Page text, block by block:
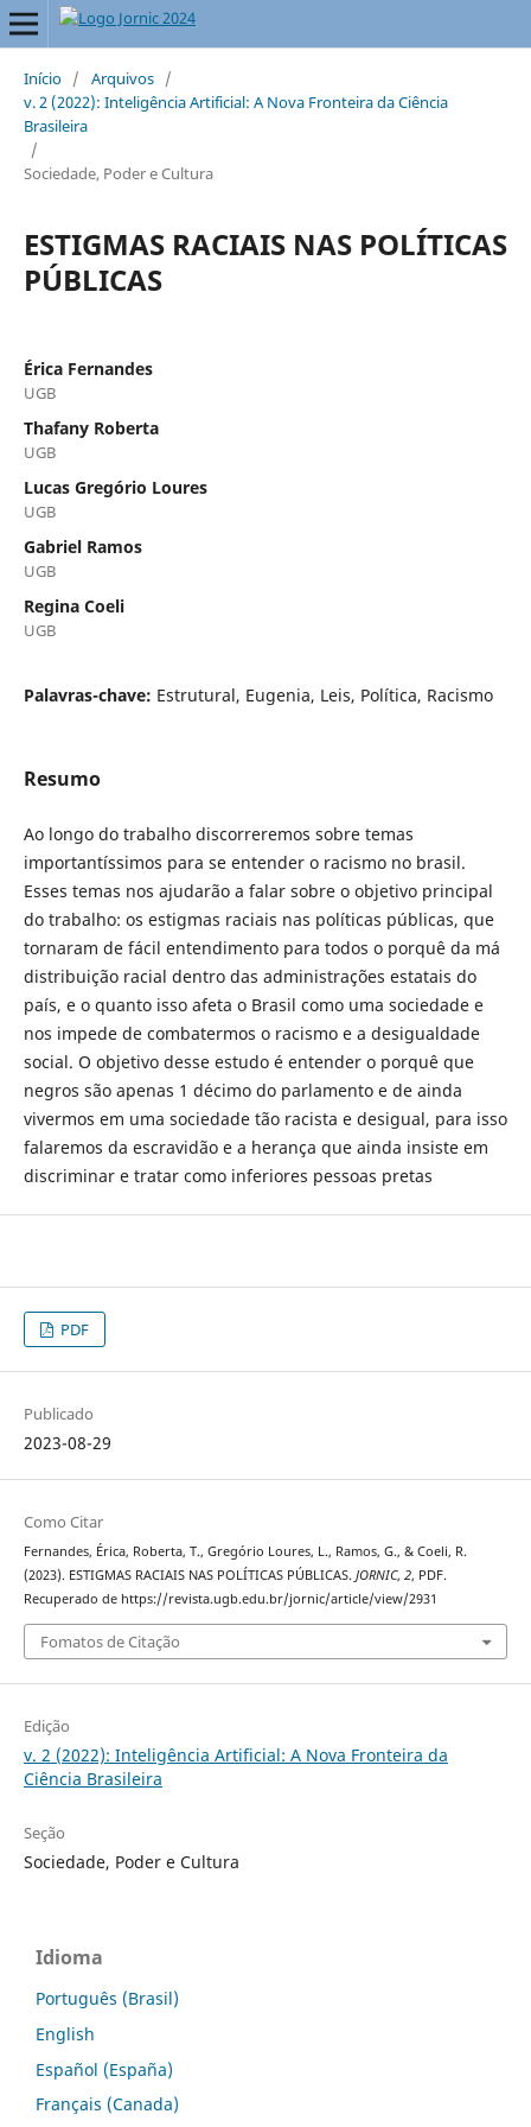
Início / Arquivos /
v. 2 (2022): Inteligência Artificial: A Nova Fronteira da Ciência
Brasileira
/
Sociedade, Poder e Cultura
ESTIGMAS RACIAIS NAS POLÍTICAS
PÚBLICAS
Érica Fernandes
UGB
Thafany Roberta
UGB
Lucas Gregório Loures
UGB
Gabriel Ramos
UGB
Regina Coeli
UGB
Palavras-chave: Estrutural, Eugenia, Leis, Política, Racismo
Resumo
Ao longo do trabalho discorreremos sobre temas
importantíssimos para se entender o racismo no brasil.
Esses temas nos ajudarão a falar sobre o objetivo principal
do trabalho: os estigmas raciais nas políticas públicas, que
tornaram de fácil entendimento para todos o porquê da má
distribuição racial dentro das administrações estatais do
país, e o quanto isso afeta o Brasil como uma sociedade e
nos impede de combatermos o racismo e a desigualdade
social. O objetivo desse estudo é entender o porquê que
negros são apenas 1 décimo do parlamento e de ainda
vivermos em uma sociedade tão racista e desigual, para isso
falaremos da escravidão e a herança que ainda insiste em
discriminar e tratar como inferiores pessoas pretas
PDF
Publicado
2023-08-29
Como Citar
Fernandes, Érica, Roberta, T., Gregório Loures, L., Ramos, G., & Coeli, R.
(2023). ESTIGMAS RACIAIS NAS POLÍTICAS PÚBLICAS. JORNIC, 2, PDF.
Recuperado de https://revista.ugb.edu.br/jornic/article/view/2931
Fomatos de Citação
Edição
v. 2 (2022): Inteligência Artificial: A Nova Fronteira da
Ciência Brasileira
Seção
Sociedade, Poder e Cultura
Idioma
Português (Brasil)
English
Español (España)
Français (Canada)